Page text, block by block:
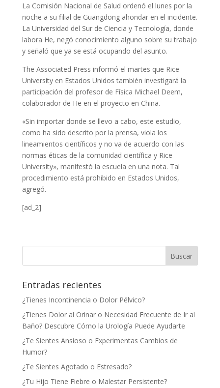
La Comisión Nacional de Salud ordenó el lunes por la
noche a su filial de Guangdong ahondar en el incidente.
La Universidad del Sur de Ciencia y Tecnología, donde
labora He, negó conocimiento alguno sobre su trabajo
y señaló que ya se está ocupando del asunto.
The Associated Press informó el martes que Rice
University en Estados Unidos también investigará la
participación del profesor de Física Michael Deem,
colaborador de He en el proyecto en China.
«Sin importar donde se llevo a cabo, este estudio,
como ha sido descrito por la prensa, viola los
lineamientos científicos y no va de acuerdo con las
normas éticas de la comunidad científica y Rice
University», manifestó la escuela en una nota. Tal
procedimiento está prohibido en Estados Unidos,
agregó.
[ad_2]
Entradas recientes
¿Tienes Incontinencia o Dolor Pélvico?
¿Tienes Dolor al Orinar o Necesidad Frecuente de Ir al
Baño? Descubre Cómo la Urología Puede Ayudarte
¿Te Sientes Ansioso o Experimentas Cambios de
Humor?
¿Te Sientes Agotado o Estresado?
¿Tu Hijo Tiene Fiebre o Malestar Persistente?